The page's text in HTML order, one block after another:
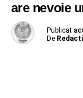
are nevoie
Publicat
De